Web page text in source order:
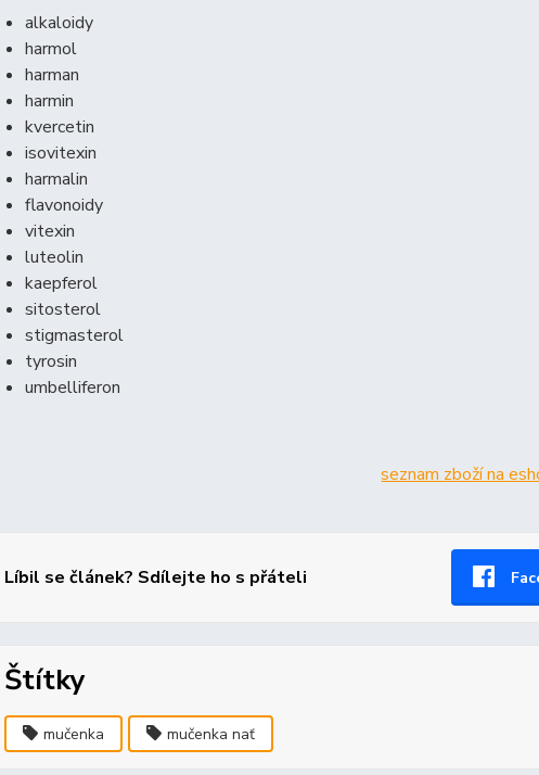
alkaloidy
harmol
harman
harmin
kvercetin
isovitexin
harmalin
flavonoidy
vitexin
luteolin
kaepferol
sitosterol
stigmasterol
tyrosin
umbelliferon
seznam zboží na
Líbil se článek? Sdílejte ho s přáteli
Štítky
mučenka mučenka nať